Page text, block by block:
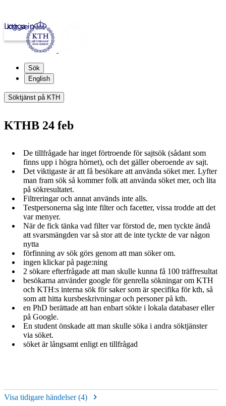
kth.se
Logga in
Sök
English
Söktjänst på KTH
KTHB 24 feb
De tillfrågade har inget förtroende för sajtsök (sådant som
finns upp i högra hörnet), och det gäller oberoende av sajt.
Det viktigaste är att få besökare att använda söket mer. Lyfter
man fram sök så kommer folk att använda söket mer, och lita
på sökresultatet.
Filtreringar och annat används inte alls.
Testpersonerna såg inte filter och facetter, vissa trodde att det
var menyer.
När de fick tänka vad filter var förstod de, men tyckte ändå
att svarsmängden var så stor att de inte tyckte de var någon
nytta
förfinning av sök görs genom att man söker om.
ingen klickar på page:ning
2 sökare efterfrågade att man skulle kunna få 100 träffresultat
besökarna använder google för genrella sökningar om KTH
och KTH:s interna sök för saker som är specifika för kth, så
som att hitta kursbeskrivningar och personer på kth.
en PhD berättade att han enbart sökte i lokala databaser eller
på Google.
En student önskade att man skulle söka i andra söktjänster
via söket.
söket är långsamt enligt en tillfrågad
Visa tidigare händelser (4)